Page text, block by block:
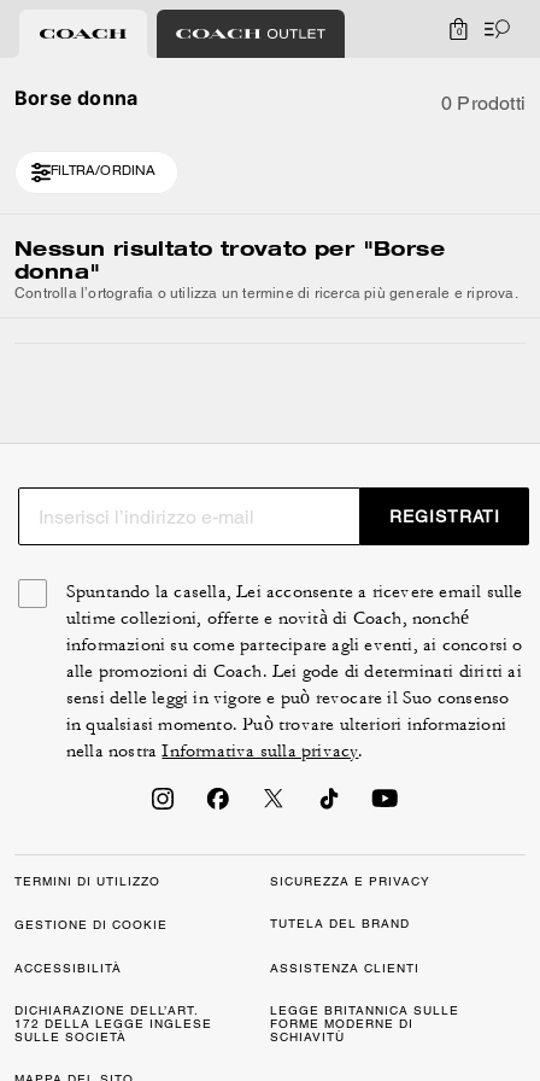
0
Borse donna 0 Prodotti
FILTRA/ORDINA
Nessun risultato trovato per "Borse
donna"
Controlla l’ortografia o utilizza un termine di ricerca più generale e riprova.
REGISTRATI
Spuntando la casella, Lei acconsente a ricevere email sulle
ultime collezioni, offerte e novità di Coach, nonché
informazioni su come partecipare agli eventi, ai concorsi o
alle promozioni di Coach. Lei gode di determinati diritti ai
sensi delle leggi in vigore e può revocare il Suo consenso
in qualsiasi momento. Può trovare ulteriori informazioni
nella nostraInformativa sulla privacy.
TERMINI DI UTILIZZO SICUREZZA E PRIVACY
GESTIONE DI COOKIE TUTELA DEL BRAND
ACCESSIBILITÀ ASSISTENZA CLIENTI
DICHIARAZIONE DELL’ART.
172 DELLA LEGGE INGLESE
SULLE SOCIETÀ
LEGGE BRITANNICA SULLE
FORME MODERNE DI
SCHIAVITÙ